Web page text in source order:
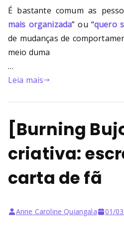
É bastante comum as
mais organizada” ou “quero
de mudanças de
meio duma
…
Leia mais
[Burning
criativa:
carta de fã
Anne Caroline Quiangala 01/